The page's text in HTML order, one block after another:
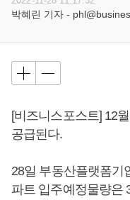
박혜린 기자 -
[비즈니스포스트] 12
공급된다.
28일 부동산플랫폼기
파트 입주예정물량은